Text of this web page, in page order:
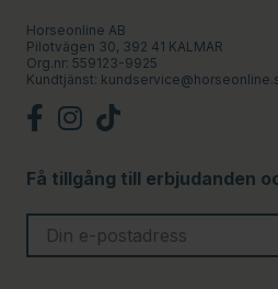
Horseonline AB
Pilotvägen 30, 392 41 KALMAR
Org.nr: 559123-9925
Kundtjänst:
Få tillgång till erbjudanden